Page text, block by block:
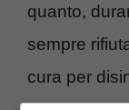
quanto,
sempre
cura per